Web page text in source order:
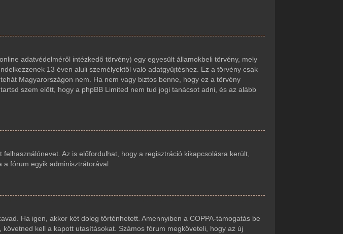
adatvédelméről intézkedő törvény) egy egyesült államokbeli törvény, mely
13 éven aluli személyektől való adatgyűjtéshez. Ez a törvény csak
Magyarországon nem. Ha nem vagy biztos benne, hogy ez a törvény
szem előtt, hogy a phpBB Limited nem tud jogi tanácsot adni, és az alább
Az is előfordulhat, hogy a regisztráció kikapcsolásra került,
a fórum egyik adminisztrátorával.
Ha igen, akkor két dolog történhetett. Amennyiben a COPPA-támogatás be
kell a kapott utasításokat. Számos fórum megköveteli, hogy az új